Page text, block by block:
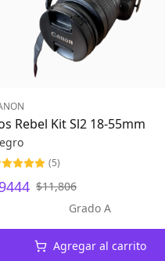
Rebel Kit Sl2 18-55mm
(5)
$11,806
Grado A
Agregar al carrito